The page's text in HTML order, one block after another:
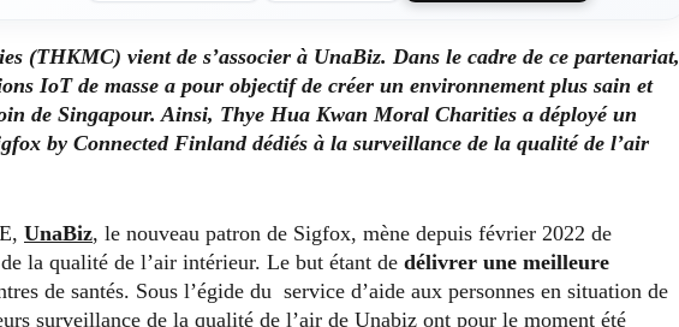
(THKMC) vient de s’associer à UnaBiz. Dans le cadre de ce partenariat,
IoT de masse a pour objectif de créer un environnement plus sain et
de Singapour. Ainsi, Thye Hua Kwan Moral Charities a déployé un
by Connected Finland dédiés à la surveillance de la qualité de l’air
UnaBiz, le nouveau patron de Sigfox, mène depuis février 2022 de
la qualité de l’air intérieur. Le but étant de délivrer une meilleure
de santés. Sous l’égide du service d’aide aux personnes en situation de
surveillance de la qualité de l’air de Unabiz ont pour le moment été